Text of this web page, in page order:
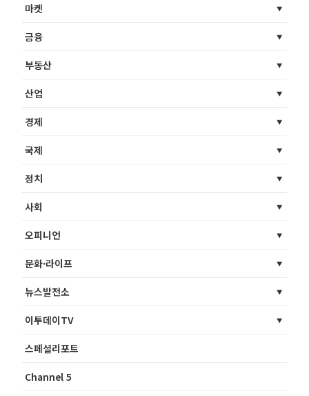
마켓
금융
부동산
산업
경제
국제
정치
사회
오피니언
문화·라이프
뉴스발전소
이투데이TV
스페셜리포트
Channel 5